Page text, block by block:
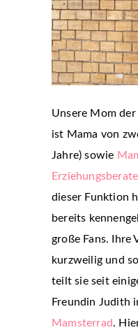
Unsere Mom
ist Mama von
Jahre) sowie
dieser Funktion
bereits
große Fans. Ihre
kurzweilig und
teilt sie seit
Freundin Judith
Mamsterrad.